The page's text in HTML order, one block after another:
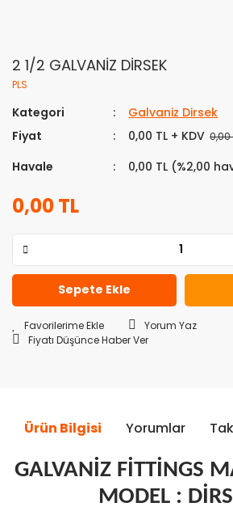
2 1/2 GALVANİZ DİRSEK
PLS
Kategori
Galvaniz Dirsek
Fiyat
0,00 TL + KDV 0,00
Havale 0,00 TL (%2,00
0,00 TL
Sepete Ekle
Yorum Yaz
Fiyatı Düşünce Haber Ver
Ürün Bilgisi Yorumlar
GALVANİZ FİTTİNGS
MODEL :